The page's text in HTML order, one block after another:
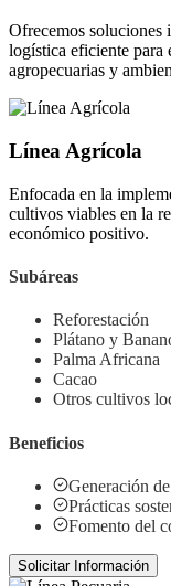
Ofrecemos soluciones
logística eficiente para
agropecuarias y
Línea Agrícola
Enfocada en la
cultivos viables en la
económico positivo.
Subáreas
Reforestación
Plátano y
Palma Africana
Cacao
Otros cultivos
Beneficios
Generación
Prácticas
Fomento del
Solicitar Información